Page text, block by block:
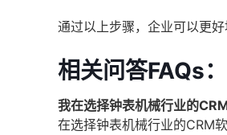
通过以上步骤，企业可以更
相关问答FAQs：
我在选择钟表机械行业的
在选择钟表机械行业的CRM